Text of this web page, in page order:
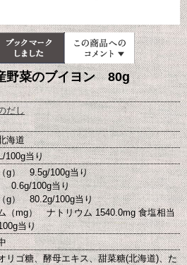
野菜のブイヨン 80g
だし
海道
100g当り
g） 9.5g/100g当り
0.6g/100g当り
g） 80.2g/100g当り
（mg） ナトリウム 1540.0mg 食塩相当
当り
リゴ糖、酵母エキス、甜菜糖(北海道)、た